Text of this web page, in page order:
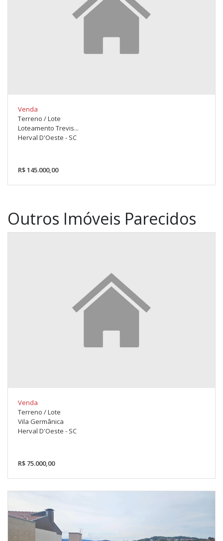
Venda
Terreno / Lote
Loteamento Trevis...
Herval D'Oeste - SC
R$ 145.000,00
Outros Imóveis Parecidos
Venda
Terreno / Lote
Vila Germânica
Herval D'Oeste - SC
R$ 75.000,00